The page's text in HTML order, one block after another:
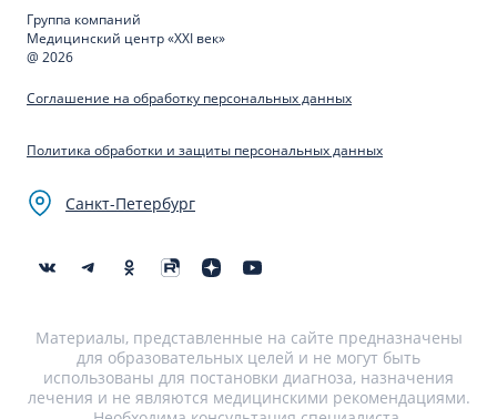
Группа компаний
Медицинский центр «XXI век»
@ 2026
Соглашение на обработку персональных данных
Политика обработки и защиты персональных данных
Санкт-Петербург
Материалы, представленные на сайте предназначены
для образовательных целей и не могут быть
использованы для постановки диагноза, назначения
лечения и не являются медицинскими рекомендациями.